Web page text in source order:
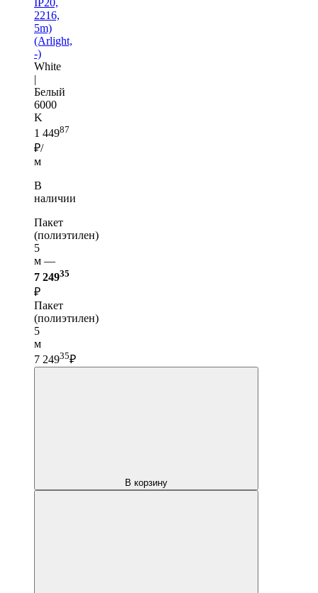
2216,
5m)
(Arlight,
-)
White
|
Белый
6000
K
1 44987
₽/
м
В
наличии
Пакет
(полиэтилен)
5
м —
7 24935
₽
Пакет
(полиэтилен)
5
м
7 24935₽
В корзину